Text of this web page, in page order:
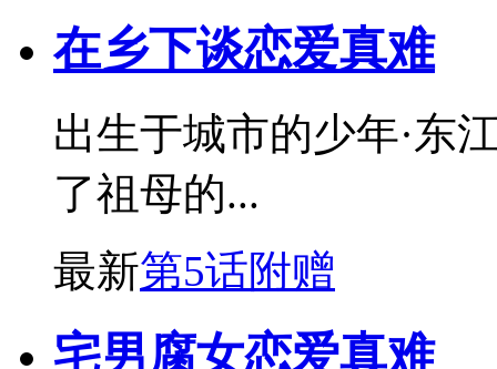
在乡下谈恋爱真难
出生于城市的少年·东
了祖母的...
最新第5话附赠
宅男腐女恋爱真难